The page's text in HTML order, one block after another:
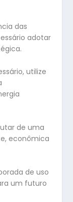
das
adotar
utilize
de uma
econômica
de uso
um futuro